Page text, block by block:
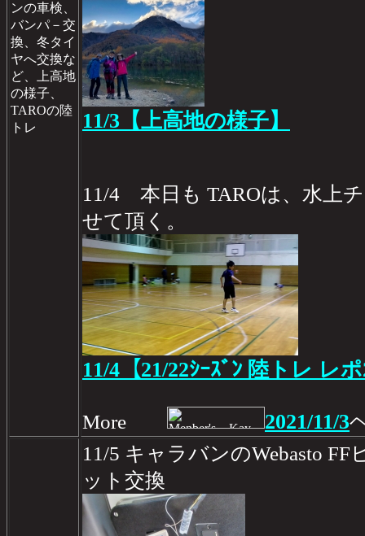
ンの車検、
バンパ－交
換、冬タイ
ヤへ交換な
ど、上高地
の様子、
TAROの陸
トレ
11/3【上高地の様子】
11/4 本日も TAROは、水上
せて頂く。
11/4【21/22ｼｰｽﾞﾝ 陸トレ レ
More 2021/11/3
11/5 キャラバンのWebasto
ット交換